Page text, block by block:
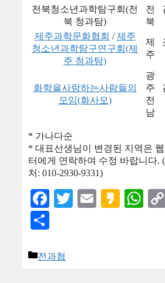
전북청소년과학탐구회(전
북 청과탐)
전
북
제주과학문화협회 /제주
청소년과학탐구연구회(제
주 청과탐)
제
주
화학을사랑하는사람들의
모임(화사모)
광
주
전
남
* 가나다순
* 대표선생님이 변경된 지역은
터에게 연락하여 수정 바랍니다.
처: 010-2930-9331)
Facebook
TwitterEmailKakao
카
전과협